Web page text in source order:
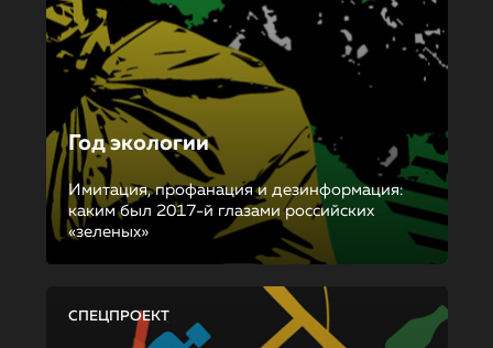
Год экологии
Имитация, профанация и дезинформация:
каким был 2017-й глазами российских
«зеленых»
СПЕЦПРОЕКТ